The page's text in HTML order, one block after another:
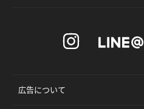
広告について